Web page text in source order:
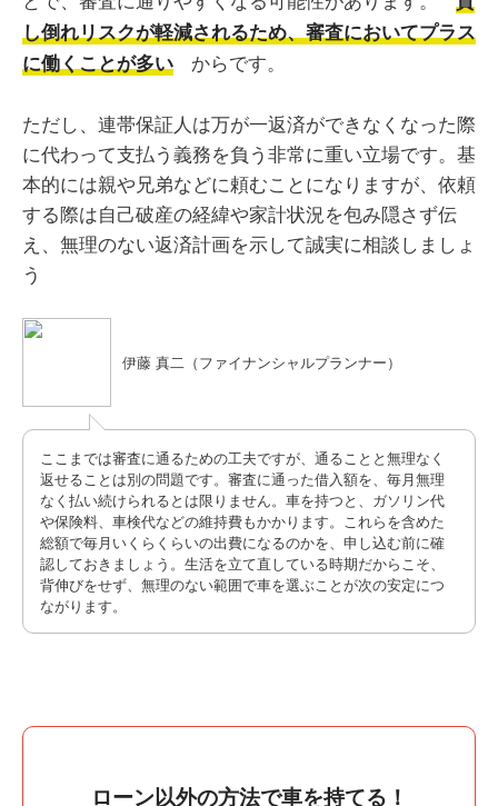
し倒れリスクが軽減されるため、審査においてプラス
に働くことが多い
からです。
ただし、連帯保証人は万が一返済ができなくなった際
に代わって支払う義務を負う非常に重い立場です。基
本的には親や兄弟などに頼むことになりますが、依頼
する際は自己破産の経緯や家計状況を包み隠さず伝
え、無理のない返済計画を示して誠実に相談しましょ
う
伊藤 真二（ファイナンシャルプランナー）
ここまでは審査に通るための工夫ですが、通ることと無理なく
返せることは別の問題です。審査に通った借入額を、毎月無理
なく払い続けられるとは限りません。車を持つと、ガソリン代
や保険料、車検代などの維持費もかかります。これらを含めた
総額で毎月いくらくらいの出費になるのかを、申し込む前に確
認しておきましょう。生活を立て直している時期だからこそ、
背伸びをせず、無理のない範囲で車を選ぶことが次の安定につ
ながります。
ローン以外の方法で車を持てる！